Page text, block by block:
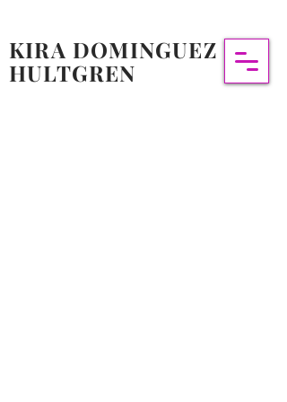
KIRA DOMINGUEZ
HULTGREN